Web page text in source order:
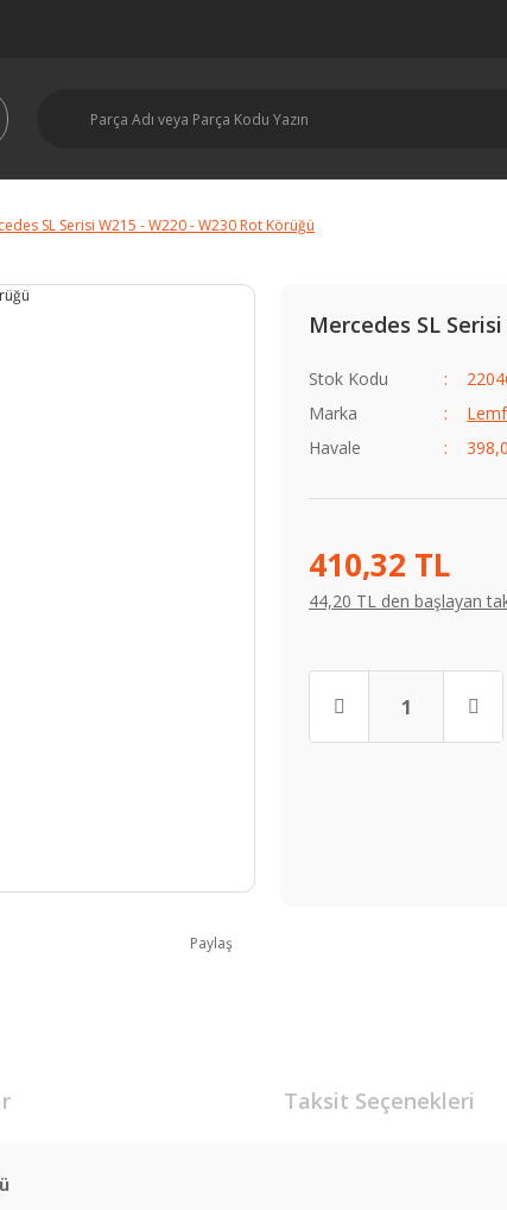
SL Serisi W215 - W220 - W230 Rot Körüğü
Paylaş
Mercedes SL
Stok Kodu
Marka
Havale
410,32 TL
44,20 TL den başlayan
Taksit Seçenekleri